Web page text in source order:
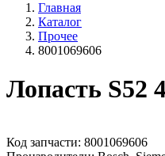
Главная
Каталог
Прочее
8001069606
Лопасть S52
Код запчасти: 8001069606